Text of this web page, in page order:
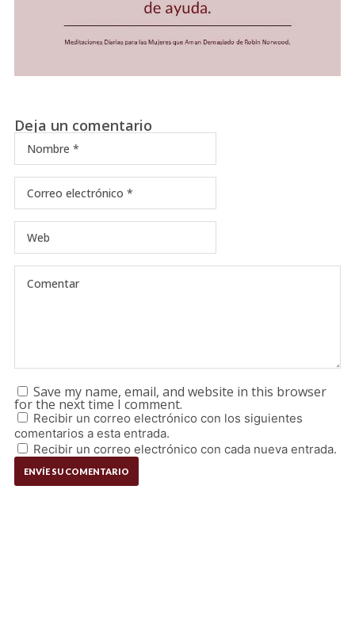
Deja un comentario
Save my name, email, and website in this browser
for the next time I comment.
Recibir un correo electrónico con los siguientes
comentarios a esta entrada.
Recibir un correo electrónico con cada nueva entrada.